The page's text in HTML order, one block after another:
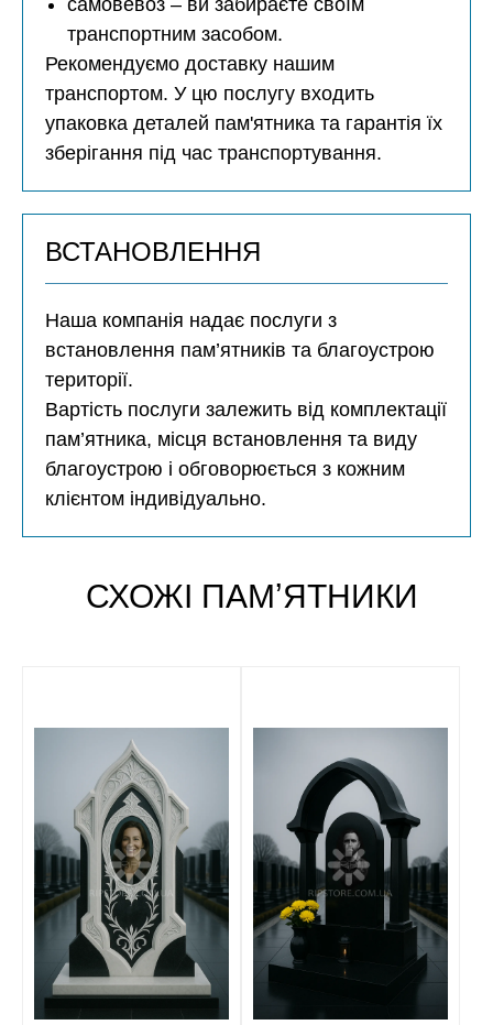
самовевоз – ви забираєте своїм
транспортним засобом.
Рекомендуємо доставку нашим
транспортом. У цю послугу входить
упаковка деталей пам'ятника та гарантія їх
зберігання під час транспортування.
ВСТАНОВЛЕННЯ
Наша компанія надає послуги з
встановлення пам’ятників та благоустрою
території.
Вартість послуги залежить від комплектації
пам’ятника, місця встановлення та виду
благоустрою і обговорюється з кожним
клієнтом індивідуально.
СХОЖІ ПАМʼЯТНИКИ